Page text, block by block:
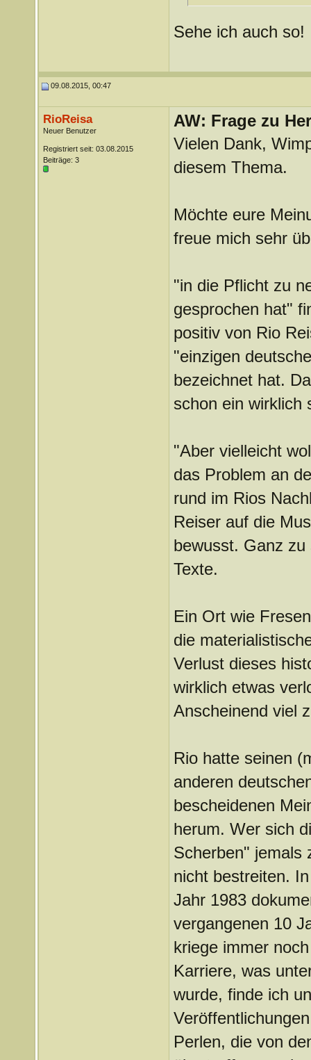
Sehe ich auch so!
09.08.2015, 00:47
RioReisa
Neuer Benutzer
Registriert seit: 03.08.2015
Beiträge: 3
AW: Frage zu
Vielen Dank,
diesem Thema.
Möchte eure
freue mich sehr
"in die Pflicht zu
gesprochen hat"
positiv von Rio
"einzigen
bezeichnet hat.
schon ein wirklich
"Aber vielleicht
das Problem an
rund im Rios
Reiser auf die
bewusst. Ganz
Texte.
Ein Ort wie
die
Verlust dieses
wirklich etwas
Anscheinend viel
Rio hatte seinen
anderen
bescheidenen
herum. Wer sich
Scherben" jemals
nicht bestreiten.
Jahr 1983
vergangenen 10
kriege immer
Karriere, was
wurde, finde ich
Perlen, die von